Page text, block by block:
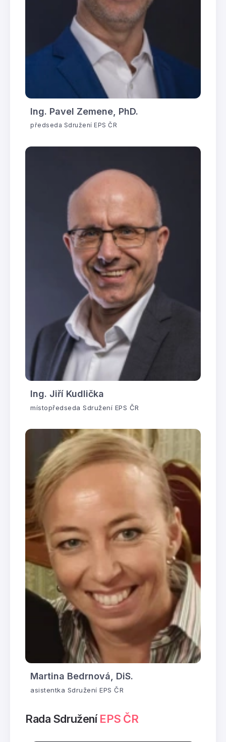
Ing. Pavel Zemene, PhD.
předseda Sdružení EPS ČR
Ing. Jiří Kudlička
místopředseda Sdružení EPS ČR
Martina Bedrnová, DiS.
asistentka Sdružení EPS ČR
Rada Sdružení EPS ČR